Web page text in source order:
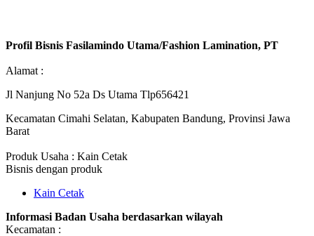
Profil Bisnis Fasilamindo Utama/Fashion Lamination, PT
Alamat :
Jl Nanjung No 52a Ds Utama Tlp656421
Kecamatan Cimahi Selatan, Kabupaten Bandung, Provinsi Jawa
Barat
Produk Usaha : Kain Cetak
Bisnis dengan produk
Kain Cetak
Informasi Badan Usaha berdasarkan wilayah
Kecamatan :